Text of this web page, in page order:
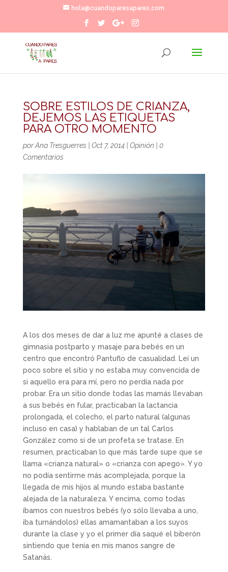
hola@cuandoparesapares.com
SOBRE ESTILOS DE CRIANZA,
DEJEMOS LAS ETIQUETAS
PARA OTRO MOMENTO
porAna Tresguerres Oct 7, 2014| Opinión
0
Comentarios
A los dos meses de dar a luz me apunté a clases de
gimnasia postparto y masaje para bebés en un
centro que encontró Pantuflo de casualidad. Leí un
poco sobre el sitio y no estaba muy convencida de
si aquello era para mí, pero no perdía nada por
probar. Era un sitio donde todas las mamás llevaban
a sus bebés en fular, practicaban la lactancia
prolongada, el colecho, el parto natural (algunas
incluso en casa) y hablaban de un tal Carlos
González como si de un profeta se tratase. En
resumen, practicaban lo que más tarde supe que se
llama «crianza natural» o «crianza con apego». Y yo
no podía sentirme más acomplejada, porque la
llegada de mis hijos al mundo estaba bastante
alejada de la naturaleza. Y encima, como todas
íbamos con nuestros bebés (yo sólo llevaba a uno,
iba turnándolos) ellas amamantaban a los suyos
durante la clase y yo el primer día saqué el biberón
sintiendo que tenía en mis manos sangre de
Satanás.